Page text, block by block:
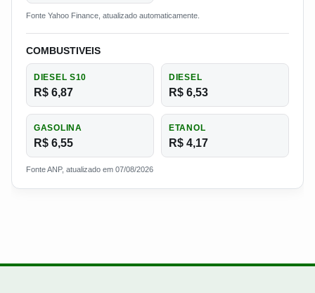
Fonte Yahoo Finance, atualizado automaticamente.
COMBUSTIVEIS
DIESEL S10
R$ 6,87
DIESEL
R$ 6,53
GASOLINA
R$ 6,55
ETANOL
R$ 4,17
Fonte ANP, atualizado em 07/08/2026